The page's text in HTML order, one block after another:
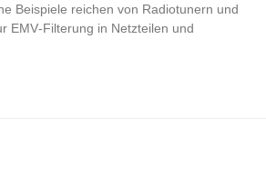
Beispiele reichen von Radiotunern und
EMV‑Filterung in Netzteilen und